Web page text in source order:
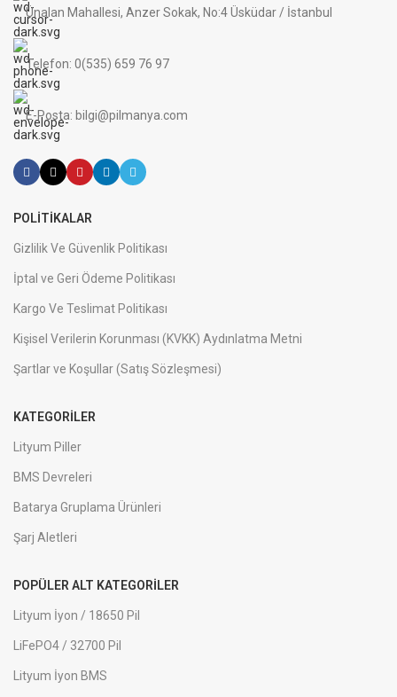
Ünalan Mahallesi, Anzer Sokak, No:4 Üsküdar / İstanbul
Telefon: 0(535) 659 76 97
E-Posta: bilgi@pilmanya.com
POLITIKALAR
Gizlilik Ve Güvenlik Politikası
İptal ve Geri Ödeme Politikası
Kargo Ve Teslimat Politikası
Kişisel Verilerin Korunması (KVKK) Aydınlatma Metni
Şartlar ve Koşullar (Satış Sözleşmesi)
KATEGORILER
Lityum Piller
BMS Devreleri
Batarya Gruplama Ürünleri
Şarj Aletleri
POPÜLER ALT KATEGORILER
Lityum İyon / 18650 Pil
LiFePO4 / 32700 Pil
Lityum İyon BMS